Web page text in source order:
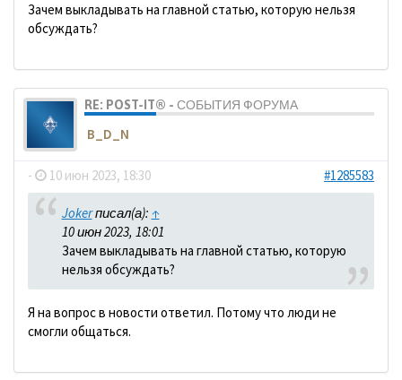
Зачем выкладывать на главной статью, которую нельзя
обсуждать?
RE: POST-IT® - СОБЫТИЯ ФОРУМА
B_D_N
- 10 июн 2023, 18:30 #1285583
Jokerписал(а): ↑
10 июн 2023, 18:01
Зачем выкладывать на главной статью, которую
нельзя обсуждать?
Я на вопрос в новости ответил. Потому что люди не
смогли общаться.